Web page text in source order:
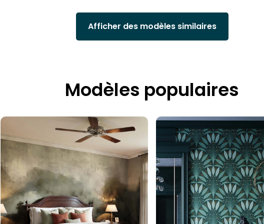
Afficher des modèles similaires
Modèles populaires